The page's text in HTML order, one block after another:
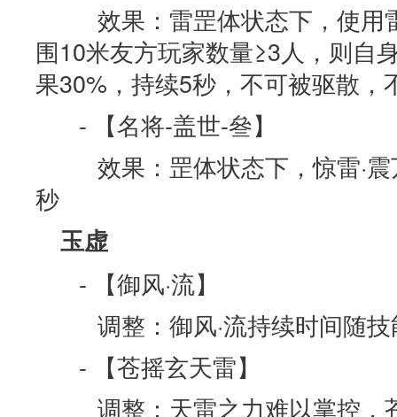
效果：雷罡体状态下，使用
围10米友方玩家数量≥3人，则自
果30%，持续5秒，不可被驱散，
- 【名将-盖世-叄】
效果：罡体状态下，惊雷·
秒
玉虚
- 【御风·流】
调整：御风·流持续时间随技
- 【苍摇玄天雷】
调整：天雷之力难以掌控，